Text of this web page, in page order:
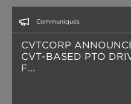
Communiqués
CVTCORP
CVT-BASED PTO
F...